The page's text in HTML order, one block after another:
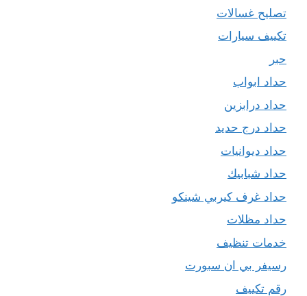
تصليح غسالات
تكييف سيارات
حبر
حداد ابواب
حداد درابزين
حداد درج حديد
حداد ديوانيات
حداد شبابيك
حداد غرف كيربي شينكو
حداد مظلات
خدمات تنظيف
رسيفر بي ان سبورت
رقم تكييف